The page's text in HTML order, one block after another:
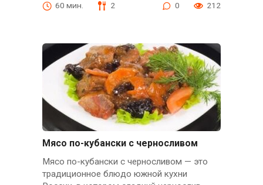
60 мин. 2 0 212
Мясо по-кубански с черносливом
Мясо по-кубански с черносливом — это
традиционное блюдо южной кухни